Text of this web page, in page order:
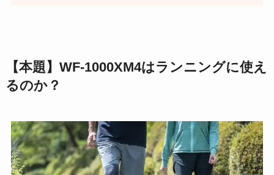
【本題】WF-1000XM4はランニングに使え
るのか？